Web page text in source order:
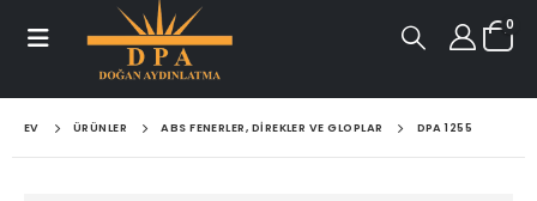
0
EV ÜRÜNLER ABS FENERLER, DIREKLER VE GLOPLAR DPA 1255